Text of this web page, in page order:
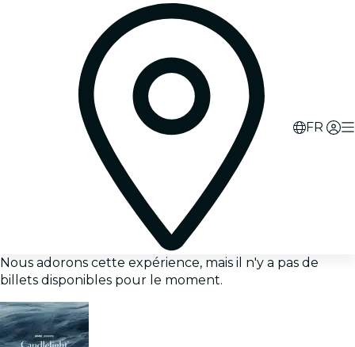
FR
Nous adorons cette expérience, mais il n'y a pas de
billets disponibles pour le moment.